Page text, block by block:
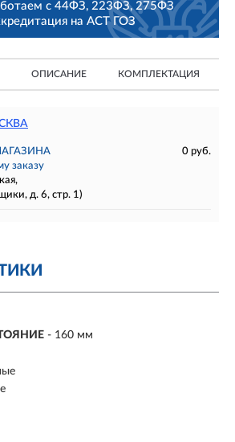
с 44ФЗ, 223ФЗ, 275ФЗ
на АСТ ГОЗ
ОПИСАНИЕ КОМПЛЕКТАЦИЯ
0 руб.
заказу
д. 6, стр. 1)
- 160 мм